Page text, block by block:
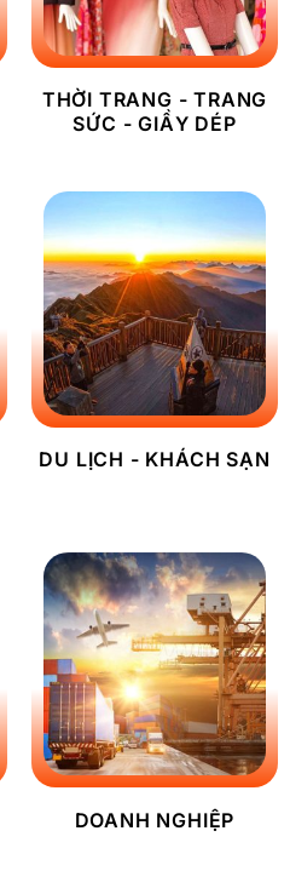
THỜI TRANG - TRANG
SỨC - GIẦY DÉP
DU LỊCH - KHÁCH SẠN
DOANH NGHIỆP